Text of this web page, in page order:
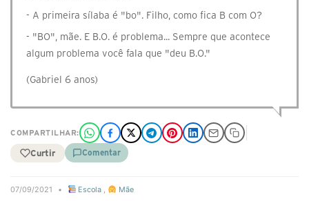
- A primeira sílaba é "bo". Filho, como fica B com O?
- "BO", mãe. E B.O. é problema... Sempre que acontece
algum problema você fala que "deu B.O."
(Gabriel 6 anos)
COMPARTILHAR:
Curtir Comentar
07/09/2021 • Escola , Mãe